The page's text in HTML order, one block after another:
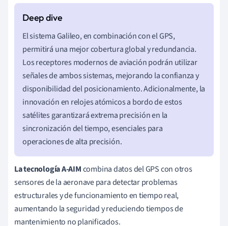
El sistema Galileo, en combinación con el GPS,
permitirá una mejor cobertura global y redundancia.
Los receptores modernos de aviación podrán utilizar
señales de ambos sistemas, mejorando la confianza y
disponibilidad del posicionamiento. Adicionalmente, la
innovación en relojes atómicos a bordo de estos
satélites garantizará extrema precisión en la
sincronización del tiempo, esenciales para
operaciones de alta precisión.
La tecnología A-AIMcombina datos del GPS con otros
sensores de la aeronave para detectar problemas
estructurales y de funcionamiento en tiempo real,
aumentando la seguridad y reduciendo tiempos de
mantenimiento no planificados.